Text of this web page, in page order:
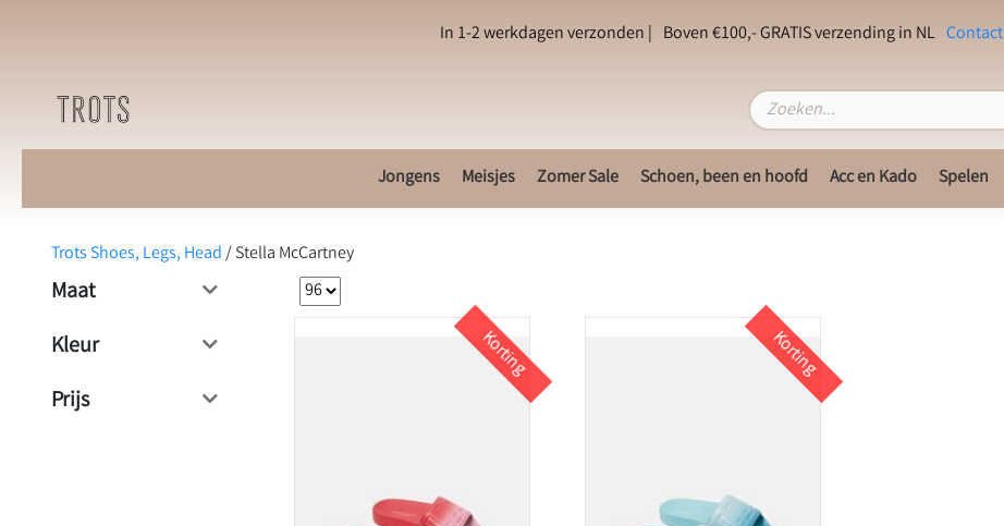
In 1-2 werkdagen verzonden | Boven €100,- GRATIS verzending in NL Contact
Jongens Meisjes Zomer Sale Schoen, been en hoofd Acc en Kado Spelen
Trots Shoes, Legs, Head/Stella McCartney
Maat
Kleur
Prijs
Korting Korting